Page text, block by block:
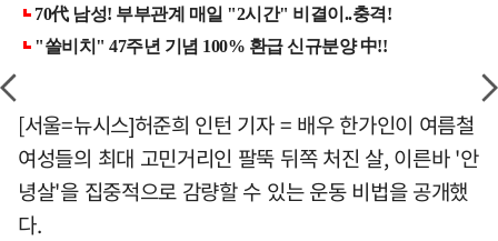
[서울=뉴시스]허준희 인턴 기자 = 배우 한가인이 여름철
여성들의 최대 고민거리인 팔뚝 뒤쪽 처진 살, 이른바 '안
녕살'을 집중적으로 감량할 수 있는 운동 비법을 공개했
다.